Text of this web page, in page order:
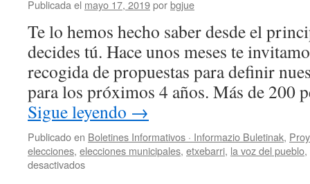
Publicada el mayo 17, 2019porbgjue
Te lo hemos hecho saber desde el
decides tú. Hace unos meses te
recogida de propuestas para definir
para los próximos 4 años. Más de 200
Sigue leyendo →
Publicado en Boletines Informativos · Informazio Buletinak,
elecciones, elecciones municipales, etxebarri, la voz del pueblo,
desactivadosen